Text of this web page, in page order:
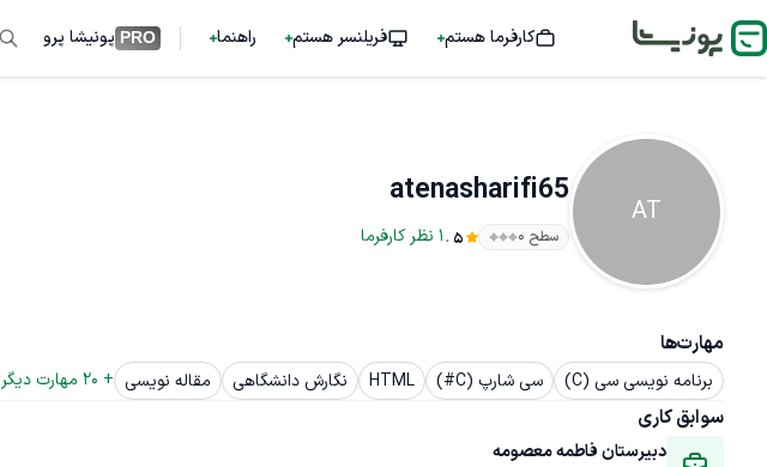
کارفرما هستم فریلنسر هستم راهنما PRO پونیشا پرو
AT
atenasharifi65
سطح ۰ 5
.
1 نظر کارفرما
مهارت‌ها
برنامه نویسی سی (C) سی شارپ (C#) HTML نگارش دانشگاهی مقاله نویسی +
20 مهارت دیگر
سوابق کاری
دبیرستان فاطمه معصومه